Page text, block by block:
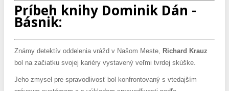
Príbeh knihy Dominik Dán -
Básnik:
Známy detektív oddelenia vrážd v Našom Meste, Richard Krauz
bol na začiatku svojej kariéry vystavený veľmi tvrdej skúške.
Jeho zmysel pre spravodlivosť bol konfrontovaný s vtedajším